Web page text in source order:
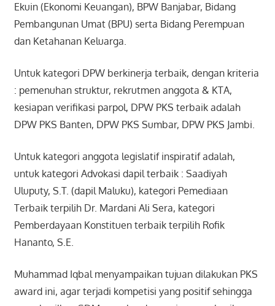
Ekuin (Ekonomi Keuangan), BPW Banjabar, Bidang
Pembangunan Umat (BPU) serta Bidang Perempuan
dan Ketahanan Keluarga.
Untuk kategori DPW berkinerja terbaik, dengan kriteria
: pemenuhan struktur, rekrutmen anggota & KTA,
kesiapan verifikasi parpol, DPW PKS terbaik adalah
DPW PKS Banten, DPW PKS Sumbar, DPW PKS Jambi.
Untuk kategori anggota legislatif inspiratif adalah,
untuk kategori Advokasi dapil terbaik : Saadiyah
Uluputy, S.T. (dapil Maluku), kategori Pemediaan
Terbaik terpilih Dr. Mardani Ali Sera, kategori
Pemberdayaan Konstituen terbaik terpilih Rofik
Hananto, S.E.
Muhammad Iqbal menyampaikan tujuan dilakukan PKS
award ini, agar terjadi kompetisi yang positif sehingga